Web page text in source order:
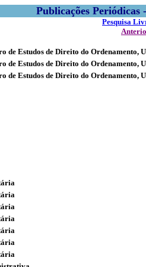
Publicações
Pesquisa
de Estudos de Direito do Ordenamento,
de Estudos de Direito do Ordenamento,
de Estudos de Direito do Ordenamento,